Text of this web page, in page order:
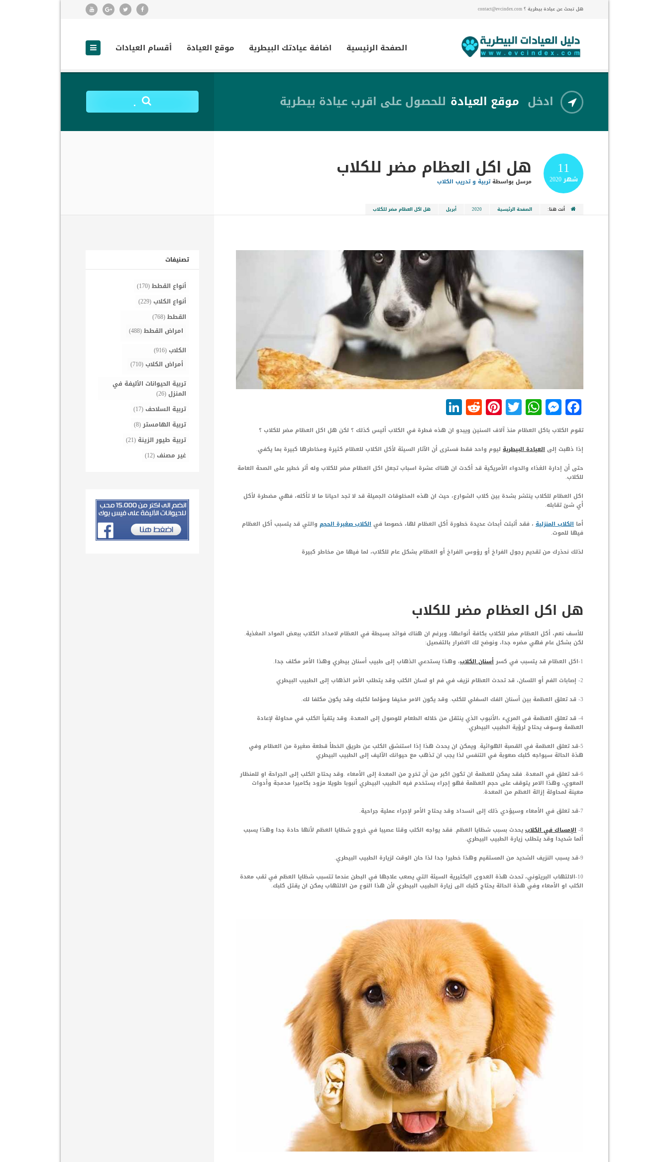
هل تبحث عن عيادة بيطرية ؟ contact@evcindex.com
الصفحة الرئيسية اضافة عيادتك البيطرية موقع العيادة أقسام العيادات
ادخل موقع العيادة للحصول على اقرب عيادة بيطرية .
11
شهر2020 هل اكل العظام مضر للكلاب
مرسل بواسطةتربية و تدريب الكلاب
أنت هنا: الصفحة الرئيسية 2020 أبريل هل اكل العظام مضر للكلاب
Facebook
Messenger
WhatsApp
Twitter
Pinterest
Reddit
تقوم الكلاب باكل العظام منذ آلاف السنين ويبدو ان هذه فطرة في الكلاب أليس كذلك ؟ لكن هل اكل العظام مضر للكلاب ؟
إذا ذهبت إلىالعيادة البيطرية ليوم واحد فقط فسترى أن الآثار السيئة لأكل الكلاب للعظام كثيرة ومخاطرها كبيرة بما يكفي.
حتى أن إدارة الغذاء والدواء الأمريكية قد أكدت ان هناك عشرة اسباب تجعل اكل العظام مضر للكلاب وله أثر خطير على الصحة العامة
للكلاب.
اكل العظام للكلاب ينتشر بشدة بين كلاب الشوارع، حيث ان هذه المخلوقات الجميلة قد لا تجد احيانا ما لا تأكله، فهي مضطرة لأكل
أي شئ تقابله.
أما الكلاب المنزلية ، فقد أثبتت أبحاث عديدة خطورة أكل العظام لها، خصوصا فيالكلاب صغيرة الحجم والتي قد يتسبب أكل العظام
فيها للموت.
لذلك نحذرك من تقديم رجول الفراخ أو رؤوس الفراخ أو العظام بشكل عام للكلاب، لما فيها من مخاطر كبيرة
هل اكل العظام مضر للكلاب
للأسف نعم، أكل العظام مضر للكلاب بكافة أنواعها، وبرغم ان هناك فوائد بسيطة في العظام لامداد الكلاب ببعض المواد المغذية.
لكن بشكل عام فهي مضره جدا، ونوضح لك الاضرار بالتفصيل:
1-اكل العظام قد يتسبب في كسر
أسنان الكلاب، وهذا يستدعي الذهاب إلى طبيب أسنان بيطري وهذا الأمر مكلف جدا.
2- إصابات الفم أو اللسان، قد تحدث العظام نزيف في فم او لسان الكلب وقد يتطلب الأمر الذهاب إلى الطبيب البيطري
3- قد تعلق العظمة بين أسنان الفك السفلي للكلب. وقد يكون الامر مخيفا ومؤلما لكلبك وقد يكون مكلفا لك.
4- قد تعلق العظمة في المريء ،الأنبوب الذي ينتقل من خلاله الطعام للوصول إلى المعدة. وقد يتقيأ الكلب في محاولة لإعادة
العظمة وسوف يحتاج لرؤية الطبيب البيطري.
5-قد تعلق العظمة في القصبة الهوائية. ويمكن ان يحدث هذا إذا استنشق الكلب عن طريق الخطأ قطعة صغيرة من العظام وفي
هذة الحالة سيواجه كلبك صعوبة في التنفس لذا يجب ان تذهب مع حيوانك الآليف إلى الطبيب البيطري
6-قد تعلق في المعدة. فقد يمكن للعظمة ان تكون اكبر من أن تخرج من المعدة إلى الأمعاء .وقد يحتاج الكلب إلى الجراحة او للمنظار
المعوي، وهذا الامر يتوقف على حجم العظمة فهو إجراء يستخدم فيه الطبيب البيطري أنبوبا طويلا مزود بكاميرا مدمجة وأدوات
معينة لمحاولة إزالة العظم من المعدة.
7-قد تعلق في الأمعاء وسيؤدي ذلك إلى انسداد وقد يحتاج الأمر لإجراء عملية جراحية.
8- الإمساك في الكلابيحدث بسبب شظايا العظم. فقد يواجه الكلب وقتا عصيبا في خروج شظايا العظم لأنها حادة جدا وهذا يسبب
ألما شديدا وقد يتطلب زيارة الطبيب البيطري.
9-قد يسبب النزيف الشديد من المستقيم وهذا خطيرا جدا لذا حان الوقت لزيارة الطبيب البيطري.
10-الالتهاب البريتوني، تحدث هذة العدوى البكتيرية السيئة التي يصعب علاجها في البطن عندما تتسبب شظايا العظم في ثقب معدة
الكلب او الأمعاء وفي هذة الحالة يحتاج كلبك الى زيارة الطبيب البيطري لأن هذا النوع من الالتهاب يمكن ان يقتل كلبك.
تصنيفات
أنواع القطط(170)
أنواع الكلاب(229)
القطط(768)
امراض القطط(488)
الكلاب(916)
أمراض الكلاب(710)
تربية الحيوانات الأليفة في
المنزل(26)
تربية السلاحف(17)
تربية الهامستر(8)
تربية طيور الزينة (21)
غير مصنف(12)